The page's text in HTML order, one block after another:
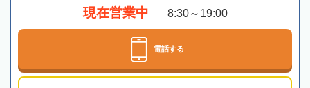
現在営業中 8:30～19:00
電話する